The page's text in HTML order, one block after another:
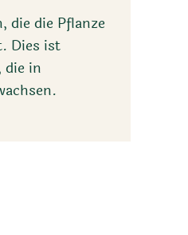
die die Pflanze
Dies ist
die in